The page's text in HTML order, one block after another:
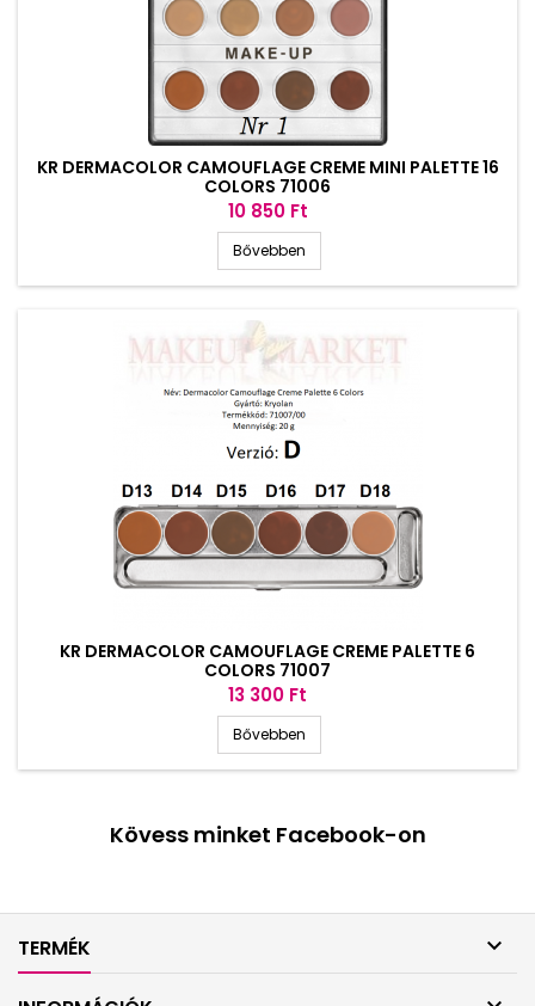
KR DERMACOLOR CAMOUFLAGE CREME MINI PALETTE 16
COLORS 71006
Ár
10 850 Ft
Bővebben
KR DERMACOLOR CAMOUFLAGE CREME PALETTE 6
COLORS 71007
Ár
13 300 Ft
Bővebben
Kövess minket Facebook-on
TERMÉK 